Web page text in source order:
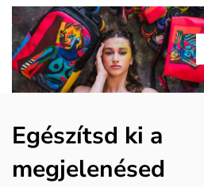
Egészítsd ki a
megjelenésed